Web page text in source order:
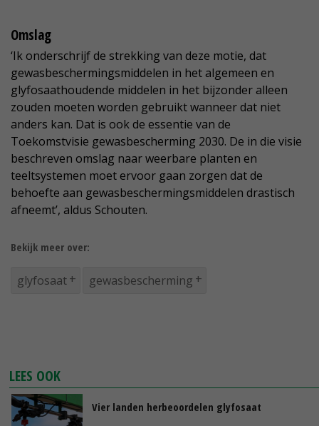
Omslag
‘Ik onderschrijf de strekking van deze motie, dat
gewasbeschermingsmiddelen in het algemeen en
glyfosaathoudende middelen in het bijzonder alleen
zouden moeten worden gebruikt wanneer dat niet
anders kan. Dat is ook de essentie van de
Toekomstvisie gewasbescherming 2030. De in die visie
beschreven omslag naar weerbare planten en
teeltsystemen moet ervoor gaan zorgen dat de
behoefte aan gewasbeschermingsmiddelen drastisch
afneemt’, aldus Schouten.
Bekijk meer over:
glyfosaat gewasbescherming
LEES OOK
Vier landen herbeoordelen glyfosaat